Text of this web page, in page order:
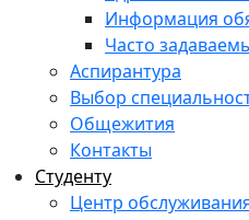
Информация
Часто
Аспирантура
Выбор
Общежития
Контакты
Студенту
Центр